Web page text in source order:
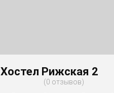
Хостел Рижская 2
0 отзывов